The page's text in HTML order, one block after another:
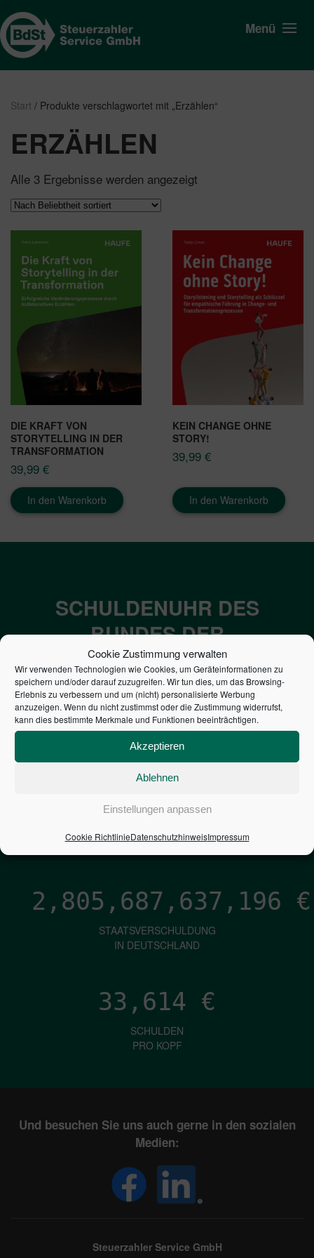
Cookie Zustimmung verwalten
Wir verwenden Technologien wie Cookies, um Geräteinformationen zu
speichern und/oder darauf zuzugreifen. Wir tun dies, um das Browsing-
Erlebnis zu verbessern und um (nicht) personalisierte Werbung
anzuzeigen. Wenn du nicht zustimmst oder die Zustimmung widerrufst,
kann dies bestimmte Merkmale und Funktionen beeinträchtigen.
Akzeptieren
Ablehnen
Einstellungen anpassen
Cookie RichtlinieDatenschutzhinweisImpressum
Menü
Start / Produkte verschlagwortet mit „Erzählen“
ERZÄHLEN
Alle 3 Ergebnisse werden angezeigt
DIE KRAFT VON
STORYTELLING IN DER
TRANSFORMATION
39,99 €
In den Warenkorb
KEIN CHANGE OHNE
STORY!
39,99 €
In den Warenkorb
SCHULDENUHR DES
BUNDES DER
STEUERZAHLER
7,052€
NEUVERSCHULDUNG
PRO SEKUNDE
1,601€
PRO SEKUNDE
2,805,687,638,466 €
STAATSVERSCHULDUNG
IN DEUTSCHLAND
33,614 €
SCHULDEN
PRO KOPF
Und besuchen Sie uns auch gerne in den sozialen
Medien:
Steuerzahler Service GmbH